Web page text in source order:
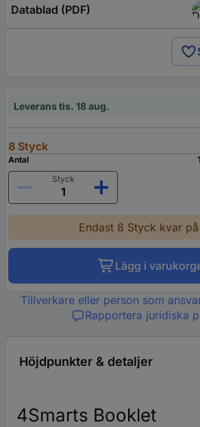
Datablad (PDF)
Leverans tis. 18 aug.
8 Styck
Antal
Styck
Endast 8 Styck kvar
Lägg i
Tillverkare eller person som
Rapportera juridiska
Höjdpunkter & detaljer
4Smarts Booklet